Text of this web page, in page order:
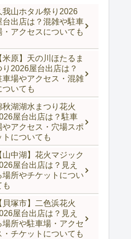
我山ホタル祭り2026
台出店は？混雑や駐車
・アクセスについても
米原】天の川ほたるま
り2026屋台出店は？
車場やアクセス・混雑
ついても
秋湖湖水まつり花火
屋台出店は？駐車
やアクセス・穴場スポ
トについても
山中湖】花火マジック
屋台出店は？見え
場所やチケットについ
も
貝塚市】二色浜花火
屋台出店は？見え
場所や駐車場・アクセ
・チケットについても